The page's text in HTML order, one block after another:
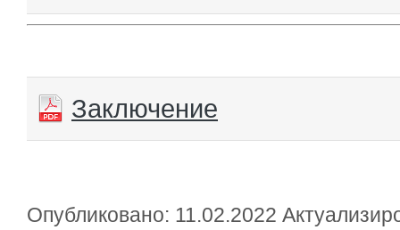
Заключение
Опубликовано: 11.02.2022